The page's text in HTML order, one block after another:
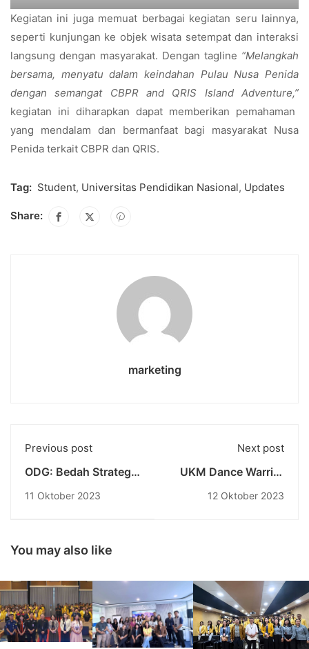
Kegiatan ini juga memuat berbagai kegiatan seru lainnya,
seperti kunjungan ke objek wisata setempat dan interaksi
langsung dengan masyarakat. Dengan tagline “Melangkah
bersama, menyatu dalam keindahan Pulau Nusa Penida
dengan semangat CBPR and QRIS Island Adventure,”
kegiatan ini diharapkan dapat memberikan pemahaman
yang mendalam dan bermanfaat bagi masyarakat Nusa
Penida terkait CBPR dan QRIS.
Tag: Student, Universitas Pendidikan Nasional, Updates
Share:
marketing
Previous post
ODG: Bedah Strategi
dalam Promosi
11 Oktober 2023
Next post
UKM Dance Warrior
Kategori Modern
12 Oktober 2023
You may also like